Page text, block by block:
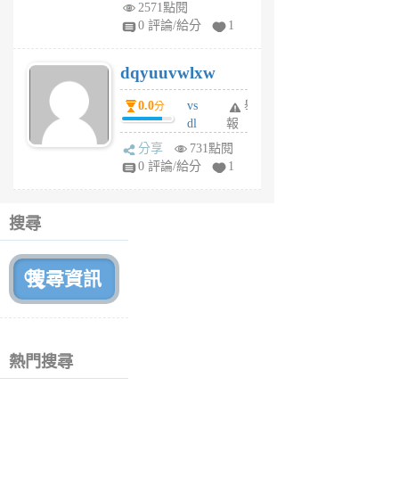
tu
6
個
月
前
2571點閱
0 評論/給分
1
dqyuuvwlxw
0.0分
vs
dl
sq
fy
舉
報
分享
731點閱
0 評論/給分
1
搜尋
熱門搜尋